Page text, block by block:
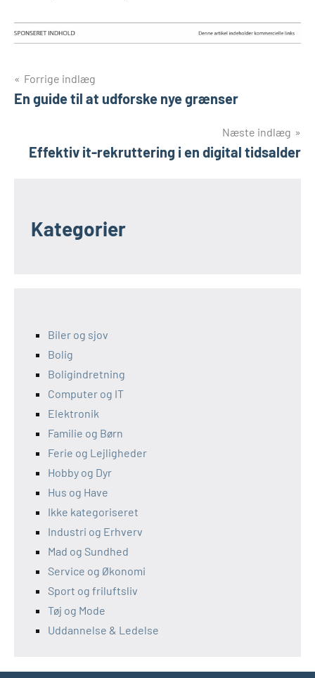
Indlægsnavigation
Forrige indlæg
En guide til at udforske nye grænser
Næste indlæg
Effektiv it-rekruttering i en digital tidsalder
Kategorier
Biler og sjov
Bolig
Boligindretning
Computer og IT
Elektronik
Familie og Børn
Ferie og Lejligheder
Hobby og Dyr
Hus og Have
Ikke kategoriseret
Industri og Erhverv
Mad og Sundhed
Service og Økonomi
Sport og friluftsliv
Tøj og Mode
Uddannelse & Ledelse